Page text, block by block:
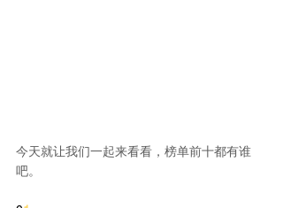
今天就让我们一起来看看，榜单前十都有谁
吧。